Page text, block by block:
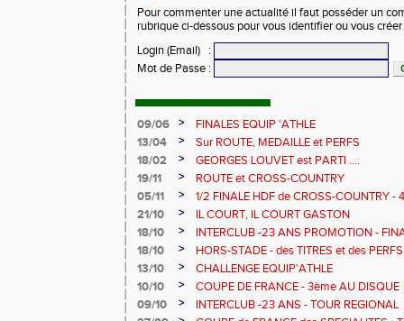
Pour commenter une actualité il faut posséder un
rubrique ci-dessous pour vous identifier ou vous
Login (Email)
:
Mot de Passe :
09/06 >
FINALES EQUIP 'ATHLE
13/04
>
Sur ROUTE, MEDAILLE et PERFS
18/02
>
GEORGES LOUVET est PARTI ....
19/11
>
ROUTE et CROSS-COUNTRY
05/11
>
1/2 FINALE HDF de CROSS-COUNTRY -
21/10
>
IL COURT, IL COURT GASTON
18/10
>
INTERCLUB -23 ANS PROMOTION -
20ème
18/10 >
HORS-STADE - des TITRES et des PERFS
13/10
>
CHALLENGE EQUIP'ATHLE
10/10
>
COUPE DE FRANCE - 3ème AU DISQUE
09/10
>
INTERCLUB -23 ANS - TOUR REGIONAL